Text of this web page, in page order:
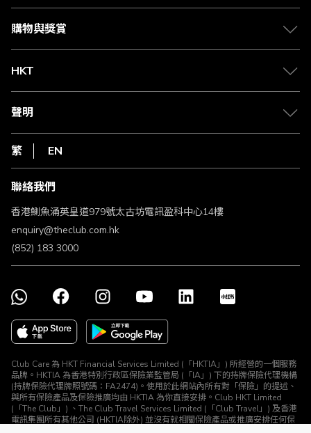
媒體中心
會籍及專屬禮遇
賺取積分
購物與獎賞
物流與配送
Club Shopping 商品領取站
常見問題
HKT
csl.
1010
HKT
聲明
私隱聲明
使用條款
條款及細則
不歧視及不騷擾聲明
認可牌照及通告
繁 EN
聯絡我們
香港鰂魚涌英皇道979號太古坊電訊盈科中心14樓
enquiry@theclub.com.hk
(852) 183 3000
Club Care 為 HKT Financial Services Limited (「HKTIA」) 所經營的一個服務
品牌。HKTIA 為香港特別行政區保險業監管局 (「IA」) 下的持牌保險代理機構
(持牌保險代理牌照號碼：FA2474)。使用於此網站內所有對「保險」的提述、
與所有保險產品及保險推廣均由 HKTIA 為你直接安排。Club HKT Limited
(「The Club」) 、The Club Travel Services Limited (「Club Travel」) 及香港
電訊集團所有其他公司 (HKTIA除外) 並沒有就相關保險產品或推廣安排任何保